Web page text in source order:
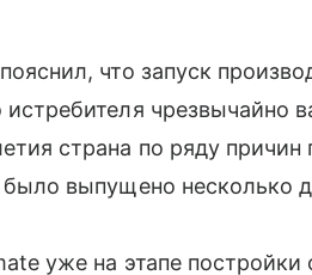
что запуск
истребителя чрезвычайно
страна по ряду
было выпущено несколько
уже на этапе